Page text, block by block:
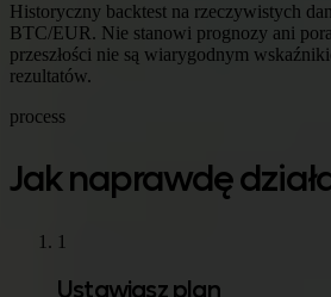
Historyczny backtest na rzeczywistych
BTC/EUR. Nie stanowi prognozy ani
przeszłości nie są wiarygodnym
rezultatów.
process
Jak naprawdę
1